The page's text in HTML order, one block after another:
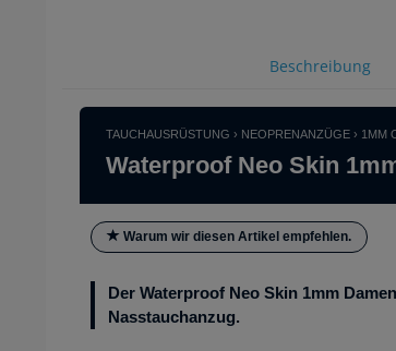
Beschreibung
TAUCHAUSRÜSTUNG › NEOPRENANZÜGE › 1MM
Waterproof Neo Skin
Warum wir diesen Artikel empfehlen.
Der Waterproof Neo Skin 1mm
Nasstauchanzug.